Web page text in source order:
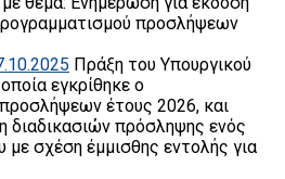
προσλήψεων
Πράξη του Υπουργικού
εγκρίθηκε ο
έτους 2026, και
διαδικασιών πρόσληψης ενός
με σχέση έμμισθης εντολής για